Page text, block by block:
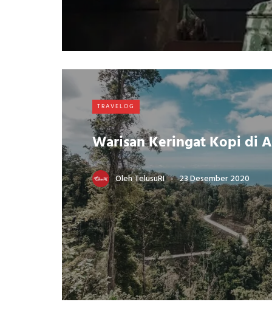
TRAVELOG
Warisan Keringat Kopi di
OlehTelusuRI 23 Desember 2020